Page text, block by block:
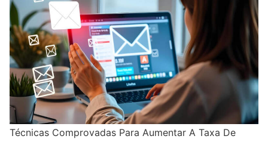
Técnicas Comprovadas Para Aumentar A Taxa De